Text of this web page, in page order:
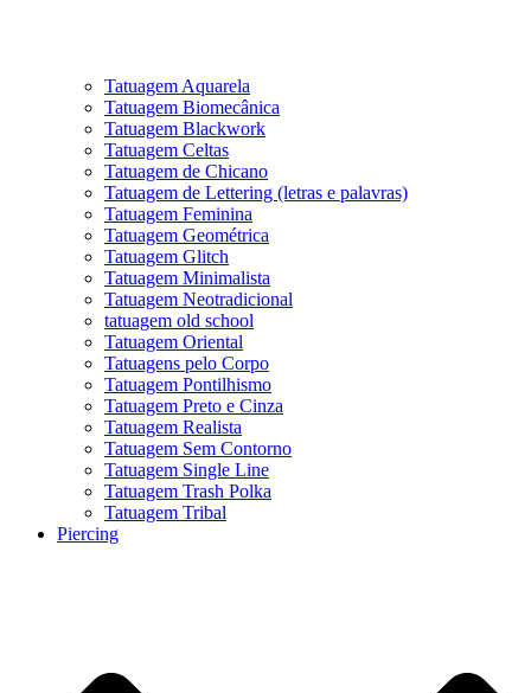
Tatuagem Aquarela
Tatuagem Biomecânica
Tatuagem Blackwork
Tatuagem Celtas
Tatuagem de Chicano
Tatuagem de Lettering (letras e palavras)
Tatuagem Feminina
Tatuagem Geométrica
Tatuagem Glitch
Tatuagem Minimalista
Tatuagem Neotradicional
tatuagem old school
Tatuagem Oriental
Tatuagens pelo Corpo
Tatuagem Pontilhismo
Tatuagem Preto e Cinza
Tatuagem Realista
Tatuagem Sem Contorno
Tatuagem Single Line
Tatuagem Trash Polka
Tatuagem Tribal
Piercing